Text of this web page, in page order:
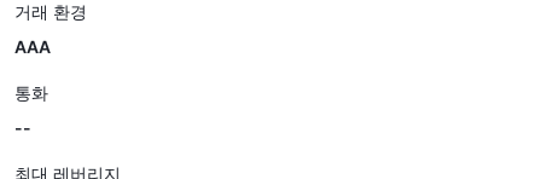
거래 환경
AAA
통화
--
최대 레버리지